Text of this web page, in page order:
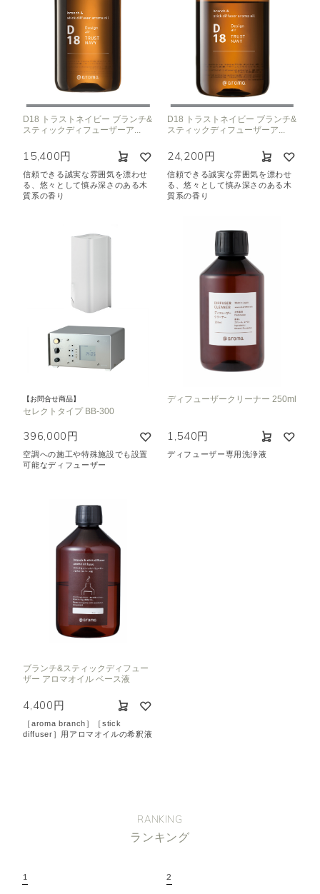
D18 トラストネイビー ブランチ&
スティックディフューザーア...
15,400円
信頼できる誠実な雰囲気を漂わせ
る、悠々として慎み深さのある木
質系の香り
D18 トラストネイビー ブランチ&
スティックディフューザーア...
24,200円
信頼できる誠実な雰囲気を漂わせ
る、悠々として慎み深さのある木
質系の香り
【お問合せ商品】
セレクトタイプ BB-300
396,000円
空調への施工や特殊施設でも設置
可能なディフューザー
ディフューザークリーナー 250ml
1,540円
ディフューザー専用洗浄液
ブランチ&スティックディフュー
ザー アロマオイル ベース液
4,400円
［aroma branch］［stick
diffuser］用アロマオイルの希釈液
RANKING
ランキング